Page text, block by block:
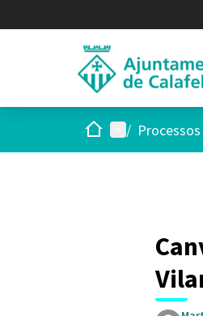
Inici Menú principal
/ Processos